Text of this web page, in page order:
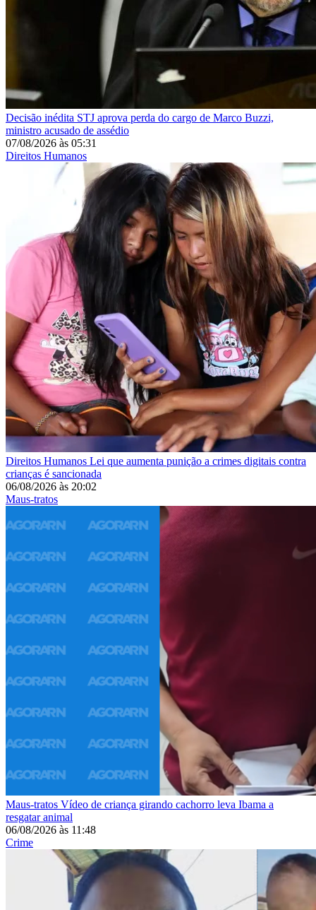
Decisão inédita STJ aprova perda do cargo de Marco Buzzi,
ministro acusado de assédio
07/08/2026 às 05:31
Direitos Humanos
Direitos Humanos Lei que aumenta punição a crimes digitais contra
crianças é sancionada
06/08/2026 às 20:02
Maus-tratos
Maus-tratos Vídeo de criança girando cachorro leva Ibama a
resgatar animal
06/08/2026 às 11:48
Crime